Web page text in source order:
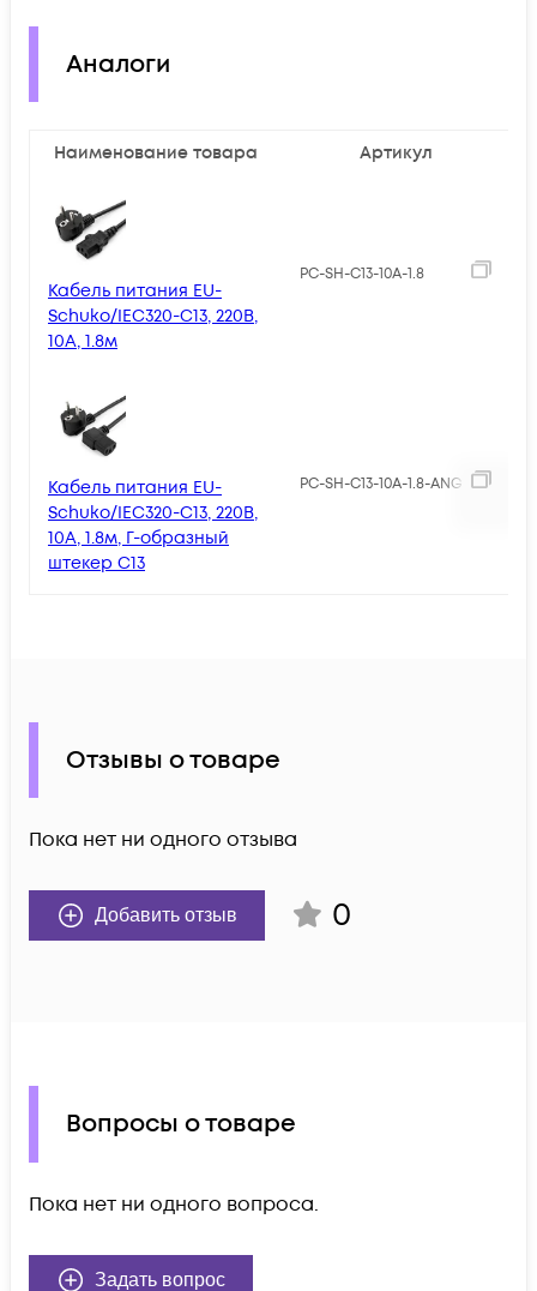
Аналоги
Наименование товара Артикул
Кабель питания EU-
Schuko/IEC320-C13, 220B,
10А, 1.8м
PC-SH-C13-10A-1.8
Кабель питания EU-
Schuko/IEC320-C13, 220B,
10А, 1.8м, Г-образный
штекер C13
PC-SH-C13-10A-1.8-ANG
Отзывы о товаре
Пока нет ни одного отзыва
Добавить отзыв 0
Вопросы о товаре
Пока нет ни одного вопроса.
Задать вопрос